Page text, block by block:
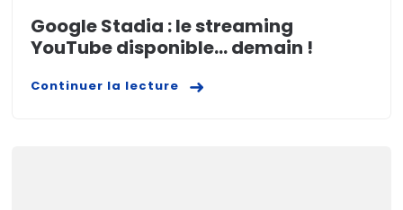
Google Stadia : le streaming
YouTube disponible… demain !
Continuer la lecture